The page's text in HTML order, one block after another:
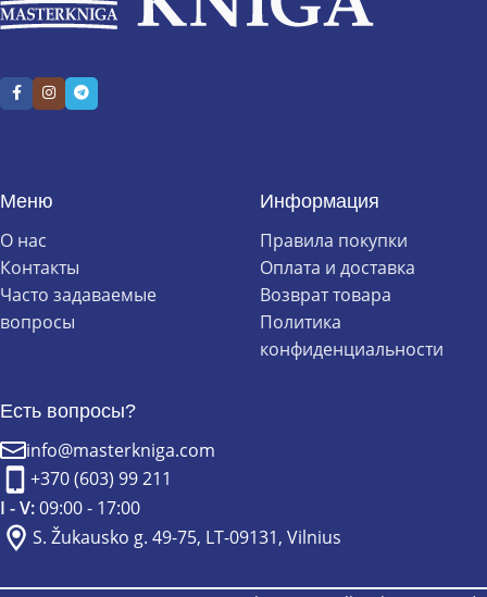
Меню
О нас
Контакты
Часто задаваемые
вопросы
Информация
Правила покупки
Оплата и доставка
Возврат товара
Политика
конфиденциальности
Есть вопросы?
info@masterkniga.com
+370 (603) 99 211
I - V:09:00 - 17:00
S. Žukausko g. 49-75, LT-09131, Vilnius